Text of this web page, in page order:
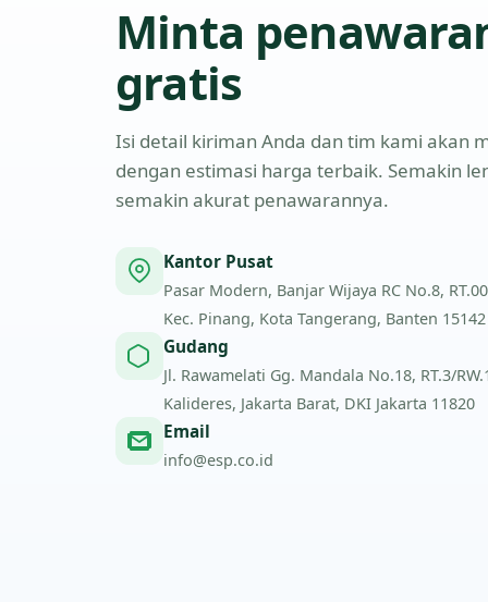
Minta
gratis
Isi detail kiriman Anda dan tim kami akan
dengan estimasi harga terbaik. Semakin
semakin akurat penawarannya.
Kantor Pusat
Pasar Modern, Banjar Wijaya RC No.8,
Kec. Pinang, Kota Tangerang, Banten 15142
Gudang
Jl. Rawamelati Gg. Mandala No.18, RT.3/
Kalideres, Jakarta Barat, DKI Jakarta 11820
Email
info@esp.co.id